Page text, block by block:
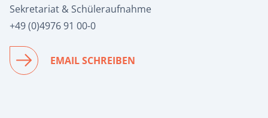
Sekretariat & Schüleraufnahme
+49 (0)4976 91 00-0
EMAIL SCHREIBEN